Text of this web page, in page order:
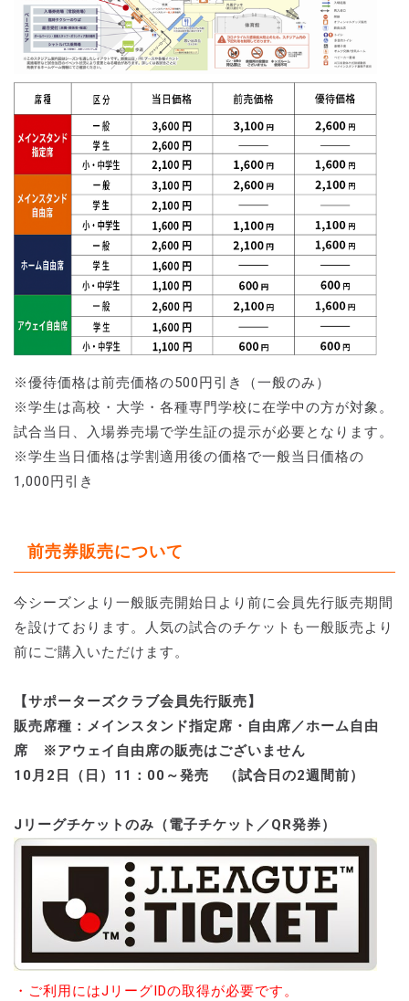
※優待価格は前売価格の500円引き（一般のみ）
※学生は高校・大学・各種専門学校に在学中の方が対象。
試合当日、入場券売場で学生証の提示が必要となります。
※学生当日価格は学割適用後の価格で一般当日価格の
1,000円引き
前売券販売について
今シーズンより一般販売開始日より前に会員先行販売期間
を設けております。人気の試合のチケットも一般販売より
前にご購入いただけます。
【サポーターズクラブ会員先行販売】
販売席種：メインスタンド指定席・自由席／ホーム自由
席 ※アウェイ自由席の販売はございません
10月2日（日）11：00～発売 （試合日の2週間前）
Jリーグチケットのみ（電子チケット／QR発券）
・ご利用にはJリーグIDの取得が必要です。